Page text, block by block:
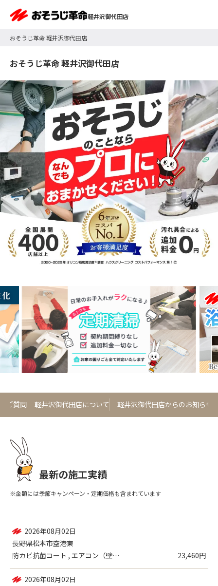
軽井沢御代田店
おそうじ革命 軽井沢御代田店
おそうじ革命 軽井沢御代田店
ご質問 軽井沢御代田店について 軽井沢御代田店からのお知らせ
最新の施工実績
※金額には季節キャンペーン・定期価格も含まれています
2026年08月03日
長野県北佐久郡軽井沢町軽井沢
レンジフード , キッチン
32,890円
2026年08月02日